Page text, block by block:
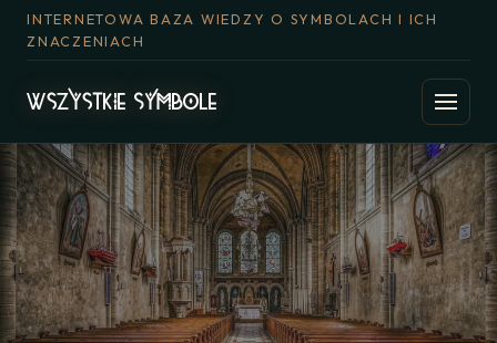
INTERNETOWA BAZA WIEDZY O SYMBOLACH I ICH
ZNACZENIACH